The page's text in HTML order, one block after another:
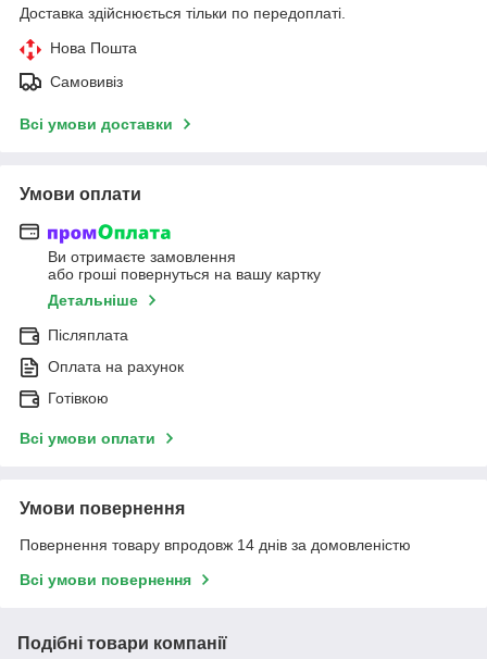
Доставка здійснюється тільки по передоплаті.
Нова Пошта
Самовивіз
Всі умови доставки
Умови оплати
Ви отримаєте замовлення
або гроші повернуться на вашу картку
Детальніше
Післяплата
Оплата на рахунок
Готівкою
Всі умови оплати
Умови повернення
Повернення товару впродовж 14 днів за домовленістю
Всі умови повернення
Подібні товари компанії